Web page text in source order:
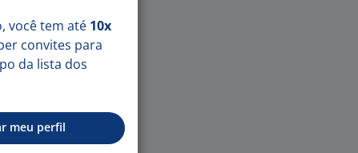
você tem até 10x
convites para
da lista dos
meu perfil